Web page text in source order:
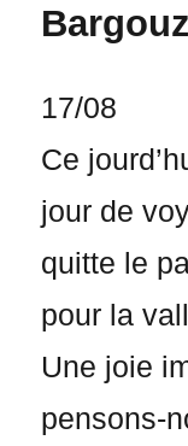
17/08
Ce
jour de
quitte le
pour la
Une joie
pensons-